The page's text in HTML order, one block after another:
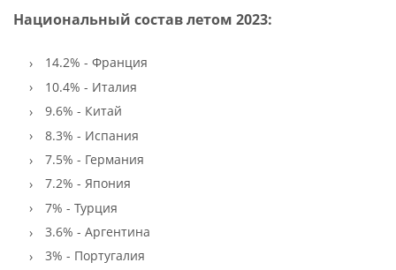
Национальный состав летом 2023:
14.2% - Франция
10.4% - Италия
9.6% - Китай
8.3% - Испания
7.5% - Германия
7.2% - Япония
7% - Турция
3.6% - Аргентина
3% - Португалия